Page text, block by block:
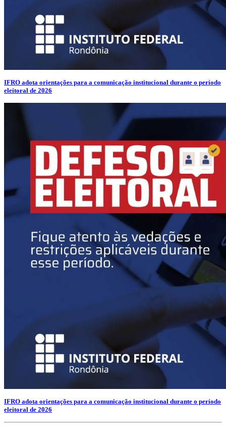
IFRO adota orientações para a comunicação institucional durante o período
eleitoral de 2026
IFRO adota orientações para a comunicação institucional durante o período
eleitoral de 2026